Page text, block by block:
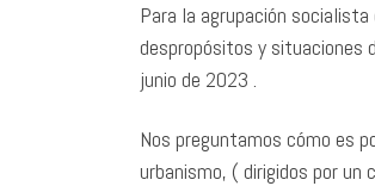
Para la agrupación
despropósitos y situaciones
junio de 2023 .
Nos preguntamos cómo es
urbanismo, ( dirigidos por un